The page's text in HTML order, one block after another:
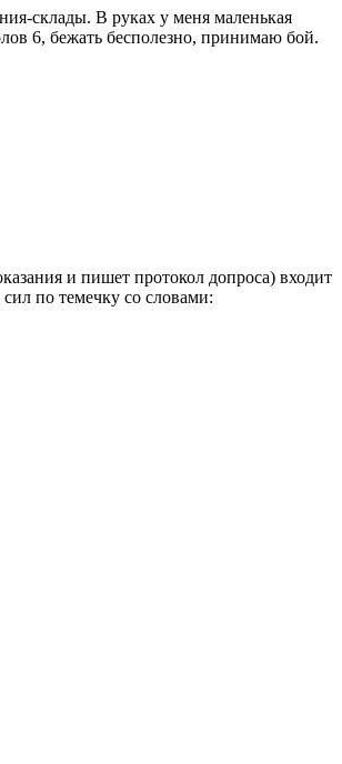
склады. В руках у меня маленькая
6, бежать бесполезно, принимаю бой.
и пишет протокол допроса) входит
по темечку со словами: